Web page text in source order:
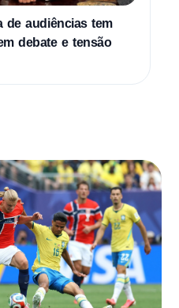
de audiências tem
debate e tensão